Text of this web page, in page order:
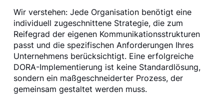
Wir verstehen: Jede Organisation benötigt eine
individuell zugeschnittene Strategie, die zum
Reifegrad der eigenen Kommunikationsstrukturen
passt und die spezifischen Anforderungen Ihres
Unternehmens berücksichtigt. Eine erfolgreiche
DORA-Implementierung ist keine Standardlösung,
sondern ein maßgeschneiderter Prozess, der
gemeinsam gestaltet werden muss.